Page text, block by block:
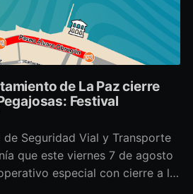
de La Paz cierre
Festival
de Seguridad Vial y Transporte
que este viernes 7 de agosto
especial con cierre a la